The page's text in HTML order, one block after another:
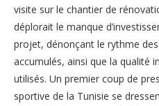
visite sur le chantier de
déplorait le manque
projet, dénonçant le rythme
accumulés, ainsi que la qualité
utilisés. Un premier coup de
sportive de la Tunisie se